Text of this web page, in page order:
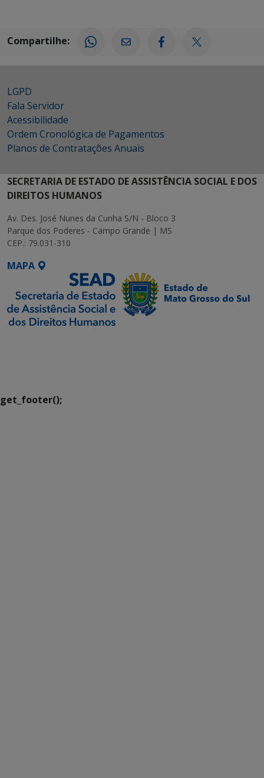
Compartilhe:
LGPD
Fala Servidor
Acessibilidade
Ordem Cronológica de Pagamentos
Planos de Contratações Anuais
SECRETARIA DE ESTADO DE ASSISTÊNCIA SOCIAL E DOS
DIREITOS HUMANOS
Av. Des. José Nunes da Cunha S/N - Bloco 3
Parque dos Poderes - Campo Grande | MS
CEP.: 79.031-310
MAPA
get_footer();